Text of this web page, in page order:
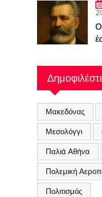
Ο
Μακεδόνας
Μεσολόγγι
Παλιά Αθήνα
Πολεμική
Πολιτισμός